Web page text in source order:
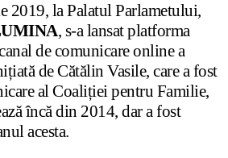
2019, la Palatul Parlametului,
, s-a lansat platforma
de comunicare online a
de Cătălin Vasile, care a fost
al Coaliției pentru Familie,
încă din 2014, dar a fost
acesta.